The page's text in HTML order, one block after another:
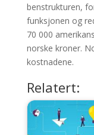
benstrukturen,
funksjonen og
70 000
norske kroner.
kostnadene.
Relatert: